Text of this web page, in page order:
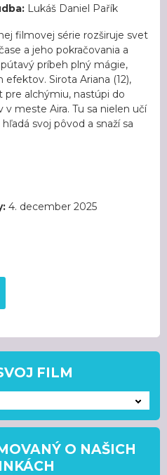
Lukáš Daniel Pařík
filmovej série rozširuje svet
a jeho pokračovania a
príbeh plný mágie,
Sirota Ariana (12),
alchýmiu, nastúpi do
meste Aira. Tu sa nielen učí
svoj pôvod a snaží sa
4. december 2025
FILM
O NAŠICH